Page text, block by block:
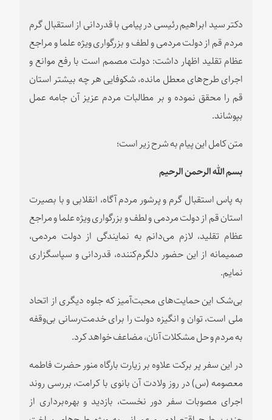
دکتر سید ابراهیم رئیسی در پیامی با قدردانی از استقبال گرم
مردم قم از دولت مردمی و لطف و بزرگواری ویژه علما و مراجع
عظام تقلید اظهار داشت: دولت مصمم است با رفع موانع و
اجرای طرح‌های معطل مانده، شکوفایی هر چه بیشتر استان
قم را محقق نموده و بر مطالبات مردم عزیز آن جامه عمل
بپوشاند.
متن کامل این پیام به شرح زیر است؛
بسم الله الرحمن الرحیم
به پاس استقبال گرم و پرشور مردم آگاه، انقلابی و با بصیرت
استان قم از دولت مردمی و لطف و بزرگواری ویژه علما و مراجع
عظام تقلید، لازم می‌دانم به نمایندگی از دولت مردمی،
صمیمانه از این حضور دلگرم‌کننده‌، قدردانی و سپاسگزاری
نمایم.
بی‌شک این حمایت‌های محبت‌آمیز که جلوه دیگری از اتحاد
ملی است، توان و انگیزه دولت را برای خدمت‌رسانی بی‌وقفه
به مردم و حل مشکلات آنان، مضاعف خواهد کرد.
در این سفر پر برکت علاوه بر زیارت بارگاه منور حضرت فاطمه
معصومه (‌س) در روز ولادت آن بانوی با کرامت، بررسی روند
اجرای مصوبات سفر دور نخست، بازدید و بهره‌برداری از